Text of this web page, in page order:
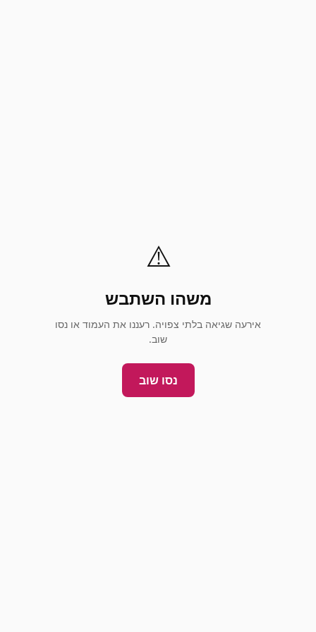
⚠️
משהו השתבש
אירעה שגיאה בלתי צפויה. רעננו את העמוד או נסו
שוב.
נסו שוב